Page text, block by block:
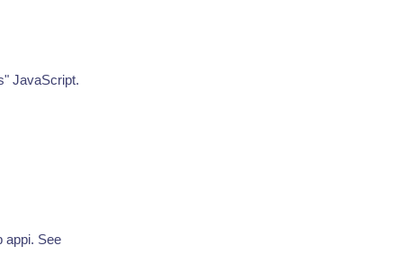
JavaScript.
appi. See